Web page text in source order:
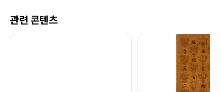
관련 콘텐츠